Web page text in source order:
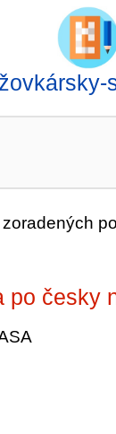
zoradených
po česky